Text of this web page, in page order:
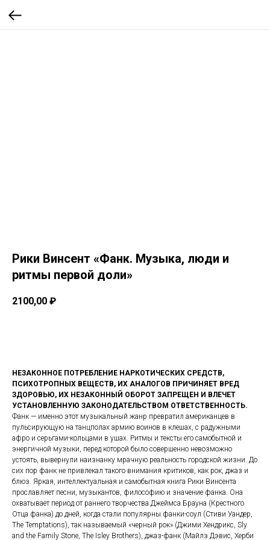
Рики Винсент «Фанк. Музыка, люди и
ритмы первой доли»
2100,00 ₽
НЕЗАКОННОЕ ПОТРЕБЛЕНИЕ НАРКОТИЧЕСКИХ СРЕДСТВ,
ПСИХОТРОПНЫХ ВЕЩЕСТВ, ИХ АНАЛОГОВ ПРИЧИНЯЕТ ВРЕД
ЗДОРОВЬЮ, ИХ НЕЗАКОННЫЙ ОБОРОТ ЗАПРЕЩЕН И ВЛЕЧЕТ
УСТАНОВЛЕННУЮ ЗАКОНОДАТЕЛЬСТВОМ ОТВЕТСТВЕННОСТЬ.
Фанк — именно этот музыкальный жанр превратил американцев в
пульсирующую на танцполах армию воинов в клешах, с радужными
афро и серьгами-кольцами в ушах. Ритмы и тексты его самобытной и
энергичной музыки, перед которой было совершенно невозможно
устоять, вывернули наизнанку мрачную реальность городской жизни. До
сих пор фанк не привлекал такого внимания критиков, как рок, джаз и
блюз. Яркая, интеллектуальная и самобытная книга Рики Винсента
прославляет песни, музыкантов, философию и значение фанка. Она
охватывает период от раннего творчества Джеймса Брауна (Крестного
Отца фанка) до дней, когда стали популярны фанки-соул (Стиви Уандер,
The Temptations), так называемый «черный рок» (Джими Хендрикс, Sly
and the Family Stone, The Isley Brothers), джаз-фанк (Майлз Дэвис, Херби